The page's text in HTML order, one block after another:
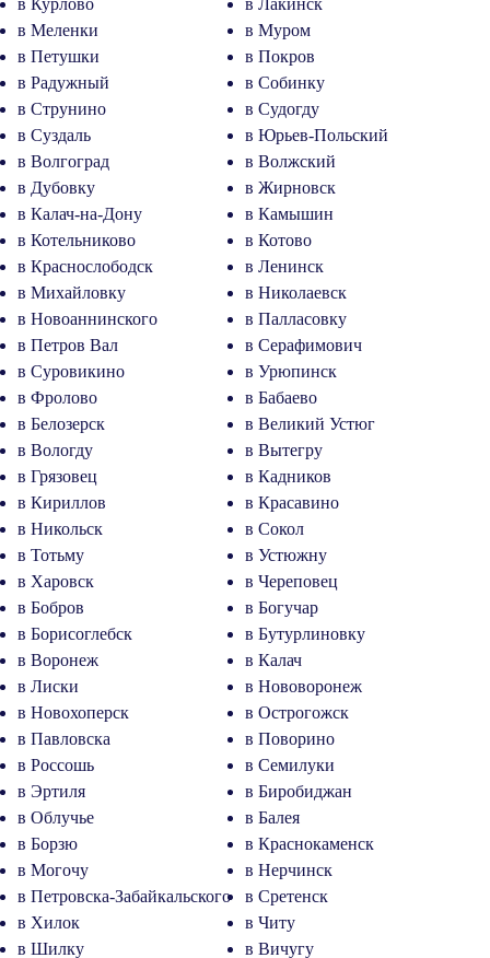
в Меленки
в Муром
в Петушки
в Покров
в Радужный
в Собинку
в Струнино
в Судогду
в Суздаль
в Юрьев-Польский
в Волгоград
в Волжский
в Дубовку
в Жирновск
в Калач-на-Дону
в Камышин
в Котельниково
в Котово
в Краснослободск
в Ленинск
в Михайловку
в Николаевск
в Новоаннинского
в Палласовку
в Петров Вал
в Серафимович
в Суровикино
в Урюпинск
в Фролово
в Бабаево
в Белозерск
в Великий Устюг
в Вологду
в Вытегру
в Грязовец
в Кадников
в Кириллов
в Красавино
в Никольск
в Сокол
в Тотьму
в Устюжну
в Харовск
в Череповец
в Бобров
в Богучар
в Борисоглебск
в Бутурлиновку
в Воронеж
в Калач
в Лиски
в Нововоронеж
в Новохоперск
в Острогожск
в Павловска
в Поворино
в Россошь
в Семилуки
в Эртиля
в Биробиджан
в Облучье
в Балея
в Борзю
в Краснокаменск
в Могочу
в Нерчинск
в Петровска-Забайкальского
в Сретенск
в Хилок
в Читу
в Шилку
в Вичугу